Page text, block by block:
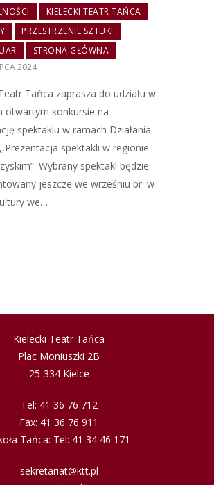
KIELECKI TEATR TAŃCA
PRZESTRZENIE SZTUKI
STRONA GŁÓWNA
2024
Tańca zaprasza do udziału w
otwartym konkursie na
spektaklu w ramach Działania
spektakli w regionie
Wybrany spektakl będzie
jeszcze we wrześniu br. w
we…
Kielecki Teatr Tańca
Plac Moniuszki 2B
25-334 Kielce
Tel: 41 36 76 712
Fax: 41 36 76 911
Tańca: Tel: 41 34 46 171
sekretariat@ktt.pl